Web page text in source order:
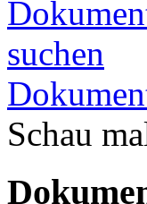
Schau